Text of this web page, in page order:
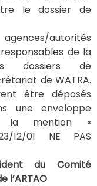
le dossier de
autorités
de la
dossiers de
de WATRA.
être déposés
une enveloppe
la mention «
12/01 NE PAS
du Comité
l’ARTAO